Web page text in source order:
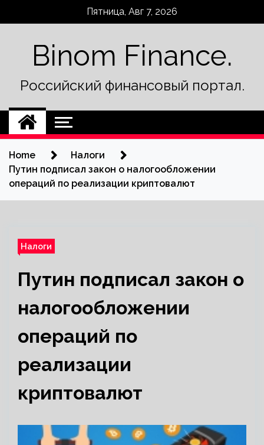
Пятница, Авг 7, 2026
Binom Finance.
Российский финансовый портал.
Home
Налоги
Путин подписал закон о налогообложении
операций по реализации криптовалют
Налоги
Путин подписал закон о
налогообложении
операций по
реализации
криптовалют